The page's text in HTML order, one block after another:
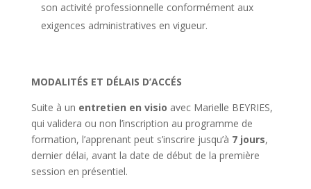
son activité professionnelle conformément aux
exigences administratives en vigueur.
MODALITÉS ET DÉLAIS D’ACCÉS
Suite à un entretien en visio avec Marielle BEYRIES,
qui validera ou non l’inscription au programme de
formation, l’apprenant peut s’inscrire jusqu’à 7 jours,
dernier délai, avant la date de début de la première
session en présentiel.